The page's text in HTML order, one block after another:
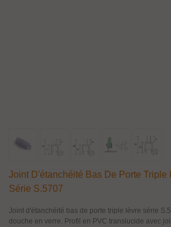
Joint D'étanchéité Bas De Porte Triple
Série S.5707
Joint d'étanchéité bas de porte triple lèvre série
douche en verre. Profil en PVC translucide avec